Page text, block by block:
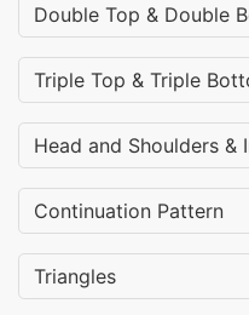
Double Top & Double
Triple Top & Triple
Head and Shoulders &
Continuation Pattern
Triangles